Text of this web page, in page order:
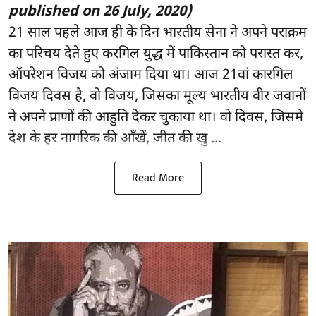
published on 26 July, 2020)
21 साल पहले आज ही के दिन भारतीय सेना ने अपने पराक्रम
का परिचय देते हुए करगिल युद्ध में पाकिस्तान को परास्त कर,
ऑपरेशन विजय को अंजाम दिया था। आज 21वां कारगिल
विजय दिवस है, वो विजय, जिसका मूल्य भारतीय वीर जवानों
ने अपने प्राणों की आहुति देकर चुकाया था। वो दिवस, जिसमे
देश के हर नागरिक की आँखें, जीत की खु ...
Read More